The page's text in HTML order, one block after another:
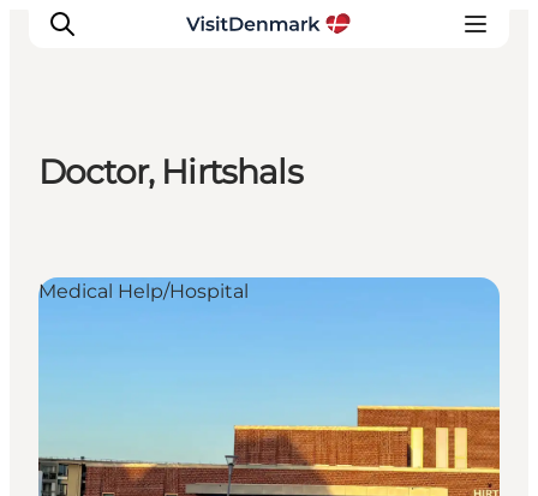
Quoi faire
Hébergements
Doctor, Hirtshals
Medical Help/Hospital